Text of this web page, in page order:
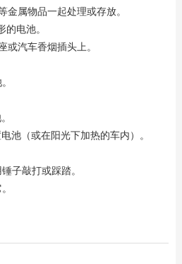
金属物品一起处理或存放。
的电池。
或汽车香烟插头上。
池（或在阳光下加热的车内）。
子敲打或踩踏。